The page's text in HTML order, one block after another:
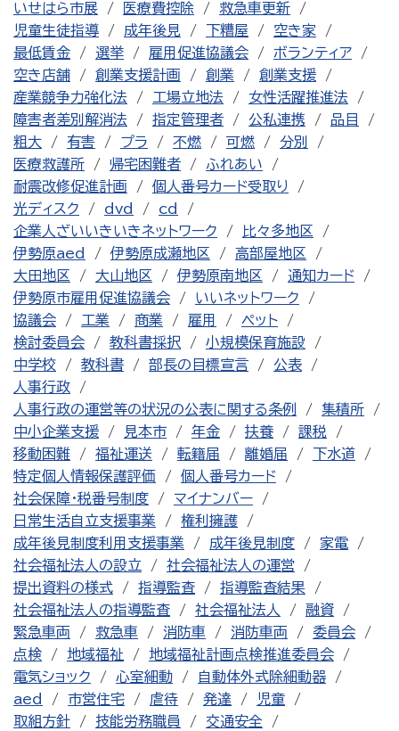
いせはら市展
医療費控除
救急車更新
児童生徒指導
成年後見 下糟屋
空き家
最低賃金
選挙 雇用促進協議会
ボランティア
空き店舗
創業支援計画 創業
創業支援
産業競争力強化法
工場立地法
女性活躍推進法
障害者差別解消法
指定管理者 公私連携
品目
粗大
有害 プラ 不燃 可燃
分別
医療救護所
帰宅困難者
ふれあい
耐震改修促進計画
個人番号カード受取り
光ディスク
dvd
cd
企業人ざいいきいきネットワーク
比々多地区
伊勢原aed
伊勢原成瀬地区
高部屋地区
大田地区
大山地区 伊勢原南地区
通知カード
伊勢原市雇用促進協議会
いいネットワーク
協議会
工業 商業 雇用
ペット
検討委員会
教科書採択
小規模保育施設
中学校
教科書 部長の目標宣言
公表
人事行政
人事行政の運営等の状況の公表に関する条例
集積所
中小企業支援
見本市 年金 扶養
課税
移動困難
福祉運送 転籍届 離婚届
下水道
特定個人情報保護評価
個人番号カード
社会保障・税番号制度
マイナンバー
日常生活自立支援事業
権利擁護
成年後見制度利用支援事業
成年後見制度
家電
社会福祉法人の設立
社会福祉法人の運営
提出資料の様式
指導監査
指導監査結果
社会福祉法人の指導監査
社会福祉法人
融資
緊急車両
救急車 消防車 消防車両
委員会
点検
地域福祉
地域福祉計画点検推進委員会
電気ショック
心室細動
自動体外式除細動器
aed
市営住宅 虐待 発達
児童
取組方針
技能労務職員 交通安全